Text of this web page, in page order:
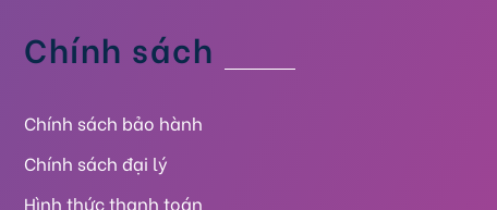
Chính sách
Chính sách bảo hành
Chính sách đại lý
Hình thức thanh toán